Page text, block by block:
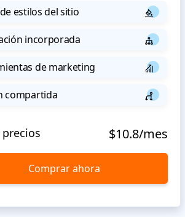
estilos del sitio
incorporada
de marketing
compartida
$10.8/mes
Comprar ahora